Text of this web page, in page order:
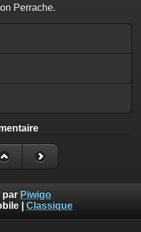
Perrache.
par Piwigo
Classique